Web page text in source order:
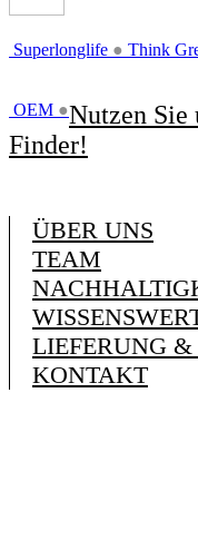
Superlonglife ● Think
OEM ●Nutzen Sie
Finder!
ÜBER UNS
TEAM
LIEFERUNG
KONTAKT